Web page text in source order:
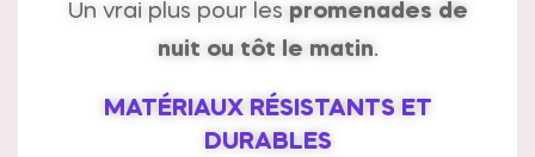
Un vrai plus pour les promenades de
nuit ou tôt le matin.
MATÉRIAUX RÉSISTANTS ET
DURABLES